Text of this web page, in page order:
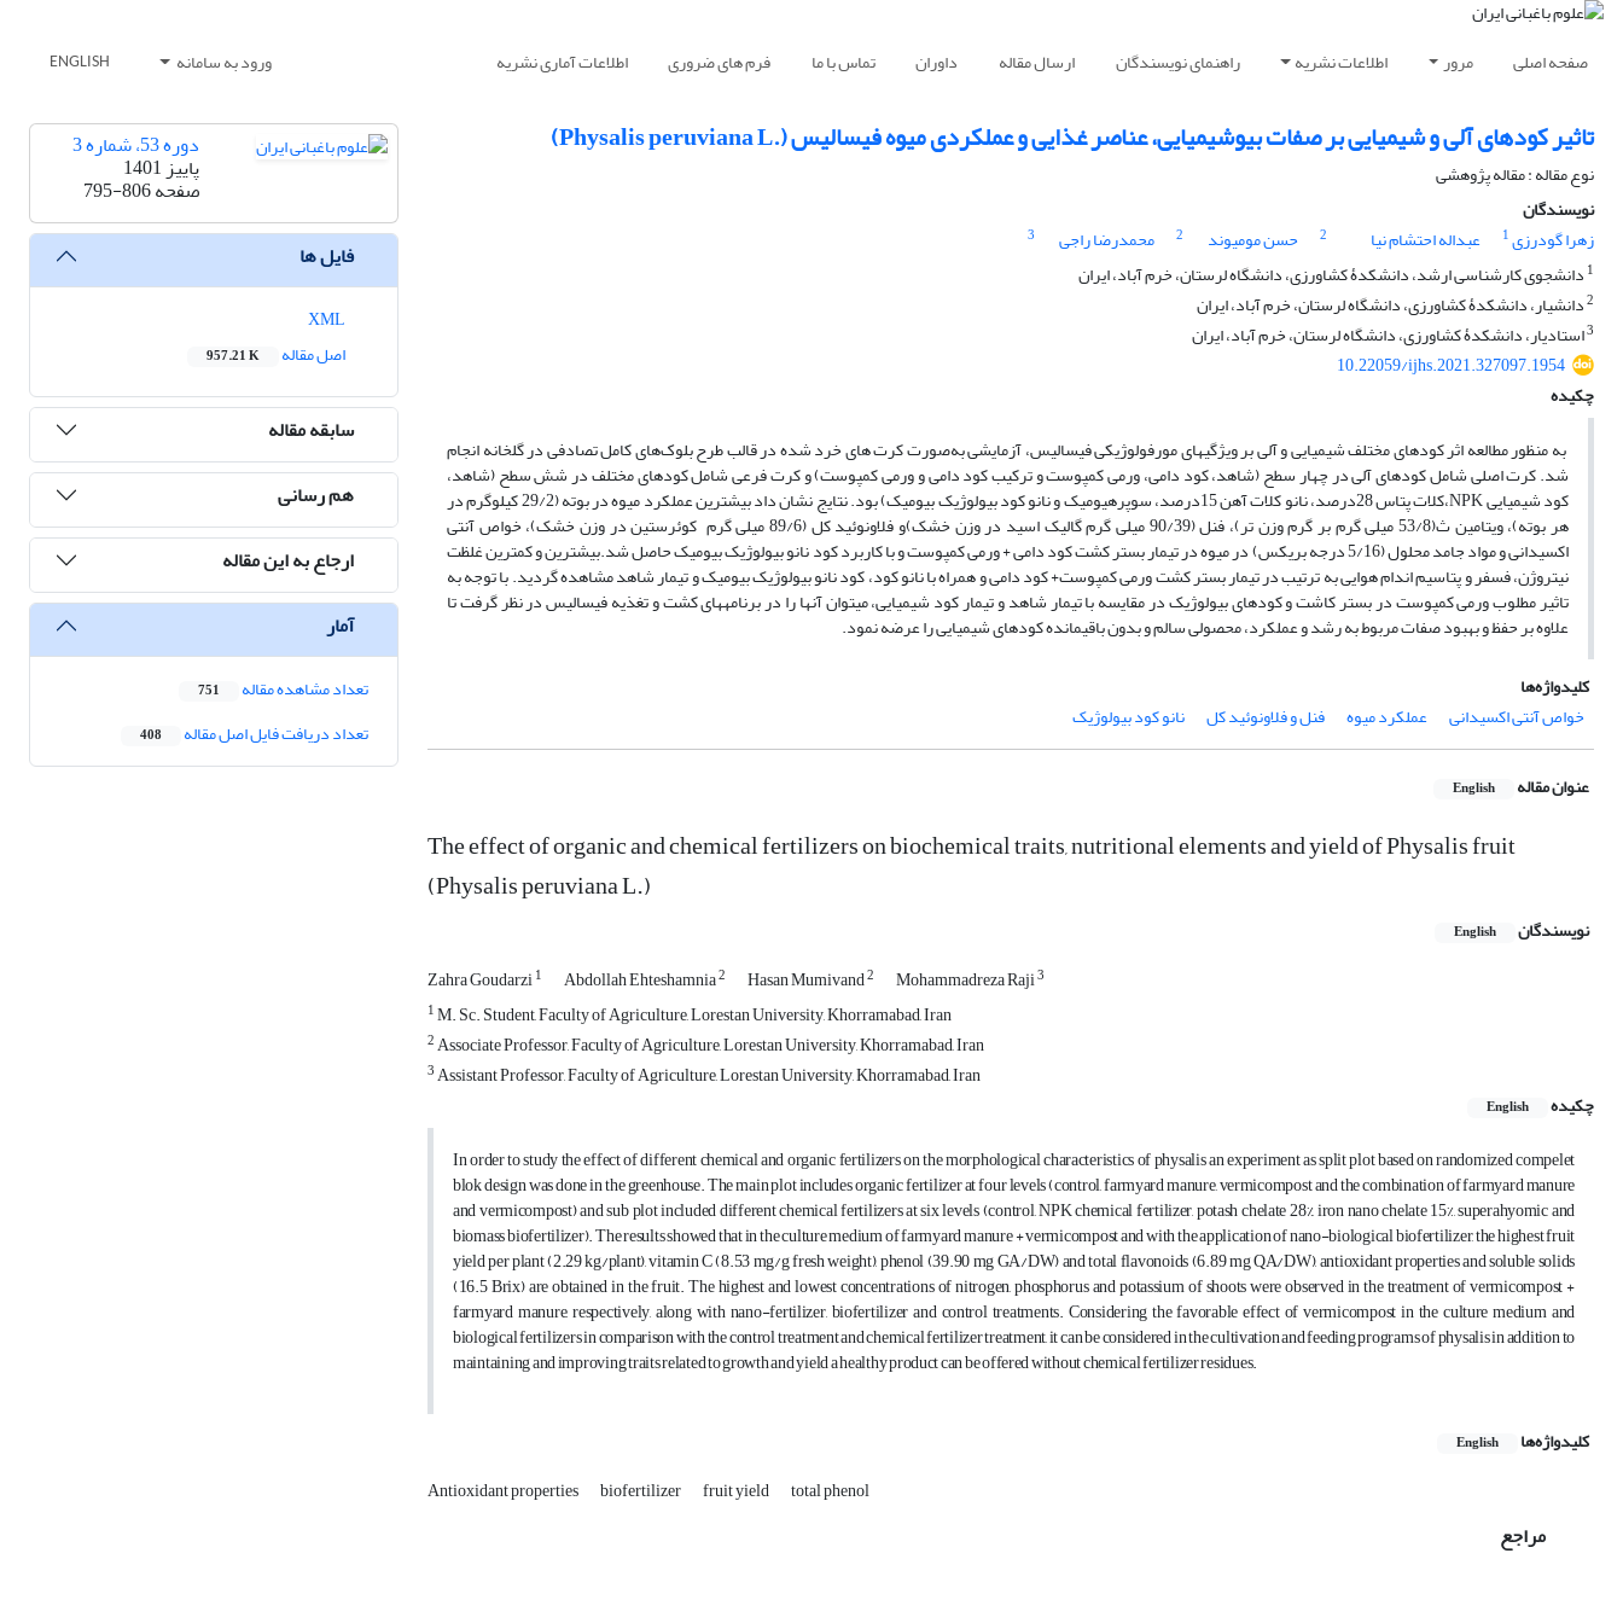
صفحه اصلی مرور اطلاعات نشریه راهنمای نویسندگان ارسال مقاله داوران تماس با ما فرم های ضروری اطلاعات آماری نشریه ورود به سامانه ENGLISH
تاثیر کودهای آلی و شیمیایی بر صفات بیوشیمیایی، عناصر غذایی و عملکردی میوه فیسالیس ‏‏(‏Physalis peruviana L.‎‏)‏
نوع مقاله : مقاله پژوهشی
نویسندگان
زهرا گودرزی1 عبداله احتشام نیا 2 حسن مومیوند 2 محمدرضا راجی
3
1 دانشجوی کارشناسی ارشد، دانشکدۀ کشاورزی، دانشگاه لرستان، خرم آباد، ایران
2دانشیار، دانشکدۀ کشاورزی، دانشگاه لرستان، خرم آباد، ایران
3استادیار، دانشکدۀ کشاورزی، دانشگاه لرستان، خرم آباد، ایران
10.22059/ijhs.2021.327097.1954
چکیده
به منظور مطالعه اثر کودهای مختلف شیمیایی و آلی بر ویژگی­های مورفولوژیکی فیسالیس، آزمایشی به­‌صورت کرت های خرد شده در قالب طرح بلوک‌های کامل تصادفی در گلخانه انجام
شد. کرت اصلی شامل کودهای آلی در چهار سطح (شاهد، کود دامی، ورمی کمپوست و ترکیب کود دامی و ورمی کمپوست) و کرت فرعی شامل کودهای مختلف در شش سطح (شاهد،
کود شیمیایی NPK،کلات پتاس 28درصد، نانو کلات آهن 15درصد، سوپرهیومیک و نانو کود بیولوژیک بیومیک) بود. نتایج نشان داد بیشترین عملکرد میوه در بوته (29/2 کیلوگرم در
هر بوته)، ویتامین ث(53/8 میلی گرم بر گرم وزن تر)، فنل (90/39 میلی گرم گالیک اسید در وزن خشک)و فلاونوئید کل (89/6 میلی گرم کوئرستین در وزن خشک)، خواص آنتی
اکسیدانی و مواد جامد محلول (5/16 درجه بریکس) در میوه در تیمار بستر کشت کود دامی + ورمی کمپوست و با کاربرد کود نانو بیولوژیک بیومیک حاصل شد.بیشترین و کمترین غلظت
نیتروژن، فسفر و پتاسیم اندام هوایی به ترتیب در تیمار بستر کشت ورمی کمپوست+ کود دامی و همراه با نانو کود، کود نانو بیولوژیک بیومیک و تیمار شاهد مشاهده گردید. با توجه به
تاثیر مطلوب ورمی کمپوست در بستر کاشت و کودهای بیولوژیک در مقایسه با تیمار شاهد و تیمار کود شیمیایی، می­توان آنها را در برنامه­های کشت و تغذیه­ فیسالیس در نظر گرفت تا
علاوه بر حفظ و بهبود صفات مربوط به رشد و عملکرد، محصولی سالم و بدون باقیمانده کودهای شیمیایی را عرضه نمود.
کلیدواژه‌ها
خواص آنتی اکسیدانی
عملکرد میوه فنل و فلاونوئید کل نانو کود بیولوژیک
عنوان مقاله English
The effect of organic and chemical fertilizers on biochemical traits, nutritional ‎elements and yield of Physalis fruit
(Physalis peruviana L.)‎
نویسندگان English
Zahra Goudarzi1 Abdollah Ehteshamnia2 Hasan Mumivand2 Mohammadreza Raji3
1M. Sc. Student, Faculty of Agriculture, Lorestan University, Khorramabad, Iran
2Associate Professor, Faculty of Agriculture, Lorestan University, Khorramabad, Iran
3Assistant Professor, Faculty of Agriculture, Lorestan University, Khorramabad, Iran
چکیده
English
In order to study the effect of different chemical and organic fertilizers on the morphological characteristics of physalis an experiment as split plot based on randomized compelet
blok design was done in the greenhouse. The main plot includes organic fertilizer at four levels (control, farmyard manure, vermicompost and the combination of farmyard manure
and vermicompost) and sub plot included different chemical fertilizers at six levels (control, NPK chemical fertilizer, potash chelate 28%, iron nano chelate 15%, superahyomic and
biomass biofertilizer). The results showed that in the culture medium of farmyard manure + vermicompost and with the application of nano-biological biofertilizer, the highest fruit
yield per plant (2.29 kg/plant), vitamin C (8.53 mg/g fresh weight), phenol (39.90 mg GA/DW) and total flavonoids (6.89 mg QA/DW), antioxidant properties and soluble solids
(16.5 Brix) are obtained in the fruit. The highest and lowest concentrations of nitrogen, phosphorus and potassium of shoots were observed in the treatment of vermicompost +
farmyard manure, respectively, along with nano-fertilizer, biofertilizer and control treatments. Considering the favorable effect of vermicompost in the culture medium and
biological fertilizers in comparison with the control treatment and chemical fertilizer treatment, it can be considered in the cultivation and feeding programs of physalis in addition to
maintaining and improving traits related to growth and yield a healthy product can be offered without chemical fertilizer residues.
کلیدواژه‌ها English
Antioxidant properties biofertilizer fruit yield total phenol
مراجع
دوره 53، شماره 3
پاییز 1401
صفحه795-806
فایل ها
اصل مقاله
957.21 K
سابقه مقاله
هم رسانی
ارجاع به این مقاله
آمار
تعداد مشاهده مقاله 751
تعداد دریافت فایل اصل مقاله 408